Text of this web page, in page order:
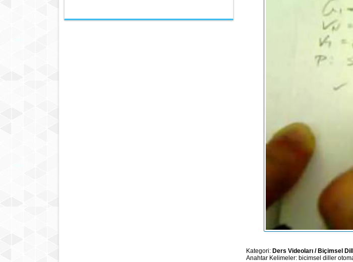
Kategori: Ders Videoları /Biçimsel
Anahtar Kelimeler: bicimsel diller